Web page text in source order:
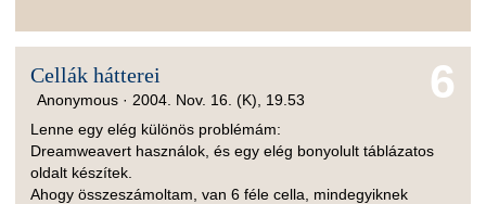
6
Cellák hátterei
Anonymous · 2004. Nov. 16. (K), 19.53
Lenne egy elég különös problémám:
Dreamweavert használok, és egy elég bonyolult táblázatos
oldalt készítek.
Ahogy összeszámoltam, van 6 féle cella, mindegyiknek